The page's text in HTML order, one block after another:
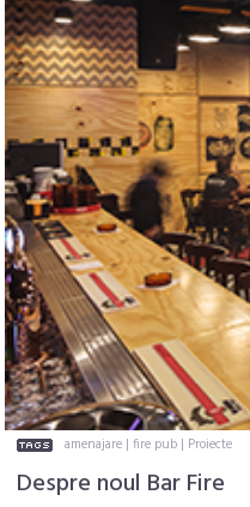
amenajare |fire pub | Proiecte
Despre noul Bar Fire